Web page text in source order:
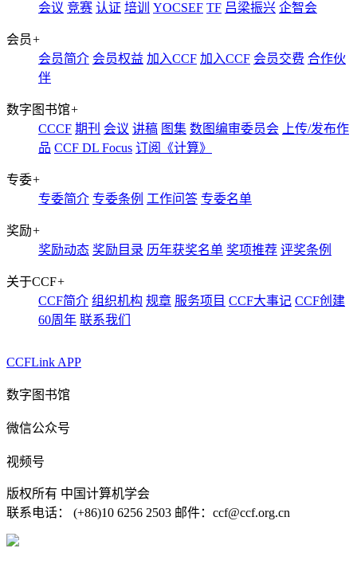
会议 竞赛 认证 培训 YOCSEF TF 吕梁振兴 企智会
会员+
会员简介 会员权益 加入CCF 加入CCF 会员交费 合作伙
伴
数字图书馆+
CCCF 期刊 会议 讲稿 图集 数图编审委员会
上传/发布作
品 CCF DL Focus 订阅《计算》
专委+
专委简介 专委条例 工作问答 专委名单
奖励+
奖励动态 奖励目录 历年获奖名单 奖项推荐 评奖条例
关于CCF+
CCF简介 组织机构 规章 服务项目 CCF大事记 CCF创建
60周年 联系我们
CCFLink APP
数字图书馆
微信公众号
视频号
版权所有 中国计算机学会
联系电话： (+86)10 6256 2503 邮件：ccf@ccf.org.cn